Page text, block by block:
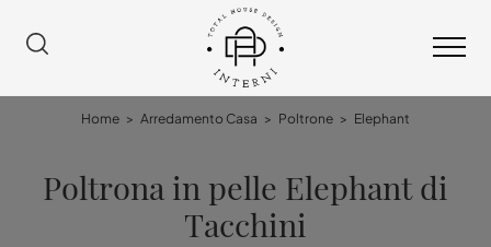
Home > Arredamento Casa > Poltrone > Elephant
Poltrona in pelle Elephant di
Tacchini